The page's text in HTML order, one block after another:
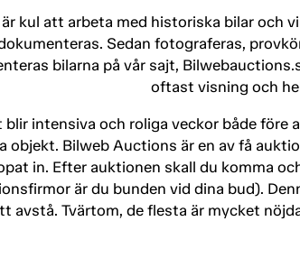
kul att arbeta med historiska bilar och
Sedan fotograferas,
bilarna på vår sajt,
oftast visning och
blir intensiva och roliga veckor både före
objekt. Bilweb Auctions är en av få
in. Efter auktionen skall du komma
är du bunden vid dina bud).
avstå. Tvärtom, de flesta är mycket